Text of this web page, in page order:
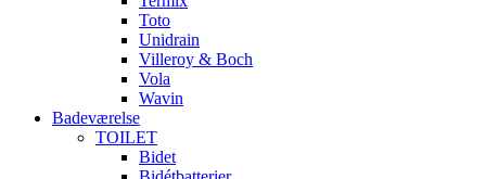
Toto
Unidrain
Villeroy & Boch
Vola
Wavin
Badeværelse
TOILET
Bidet